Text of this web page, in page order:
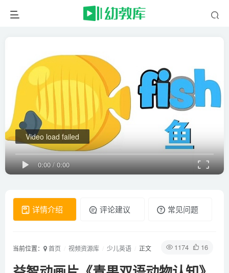
0:00/0:00
Video load failed
详情介绍 评论建议 常见问题
1174 16
当前位置： 首页 视频资源库 少儿英语 正文